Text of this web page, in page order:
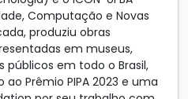
Computação e Novas
produziu obras
em museus,
públicos em todo o Brasil,
Prêmio PIPA 2023 e uma